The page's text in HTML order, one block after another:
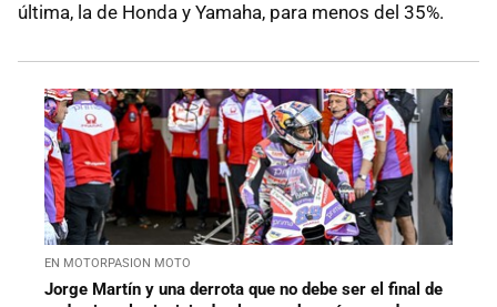
última, la de Honda y Yamaha, para menos del 35%.
EN MOTORPASION MOTO
Jorge Martín y una derrota que no debe ser el final de